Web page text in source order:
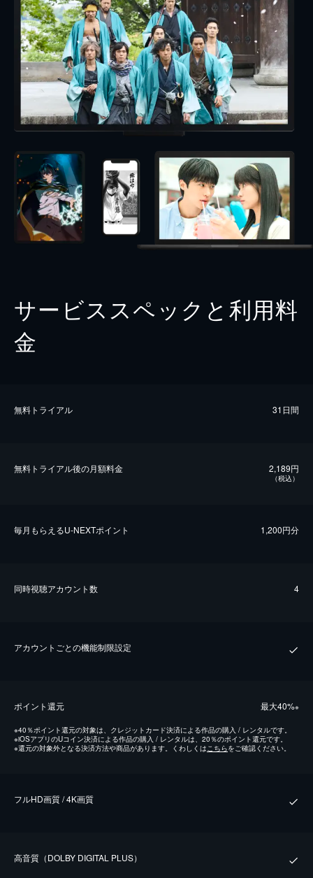
サービススペックと利用料
金
無料トライアル 31日間
無料トライアル後の⽉額料金 2,189円
（税込）
毎⽉もらえるU-NEXTポイント 1,200円分
同時視聴アカウント数 4
アカウントごとの機能制限設定
ポイント還元 最⼤40%※
※40％ポイント還元の対象は、クレジットカード決済による作品の購入 / レンタルです。
※iOSアプリのUコイン決済による作品の購入 / レンタルは、20％のポイント還元です。
※還元の対象外となる決済方法や商品があります。くわしくは こちらをご確認ください。
フルHD画質 / 4K画質
⾼⾳質（DOLBY DIGITAL PLUS）